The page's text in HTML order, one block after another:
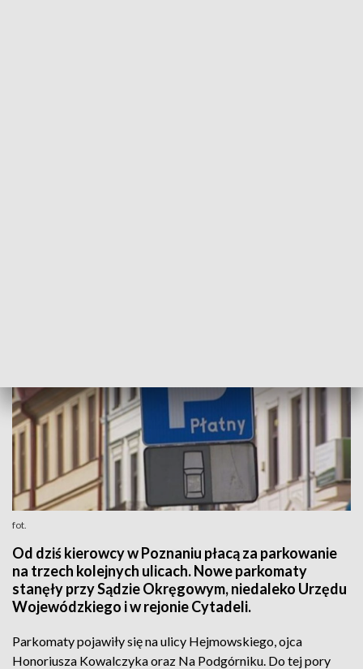
fot.
Od dziś kierowcy w Poznaniu płacą za parkowanie
na trzech kolejnych ulicach. Nowe parkomaty
stanęły przy Sądzie Okręgowym, niedaleko Urzędu
Wojewódzkiego i w rejonie Cytadeli.
Parkomaty pojawiły się na ulicy Hejmowskiego, ojca
Honoriusza Kowalczyka oraz Na Podgórniku. Do tej pory